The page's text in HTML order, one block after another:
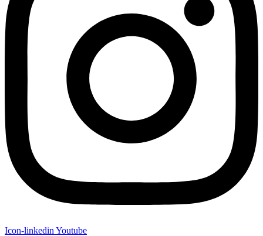
Icon-linkedin Youtube